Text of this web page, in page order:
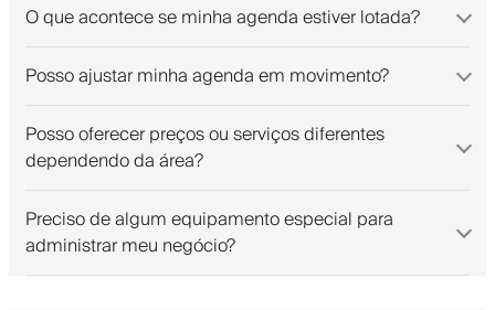
O que acontece se minha agenda estiver lotada?
Posso ajustar minha agenda em movimento?
Posso oferecer preços ou serviços diferentes
dependendo da área?
Preciso de algum equipamento especial para
administrar meu negócio?